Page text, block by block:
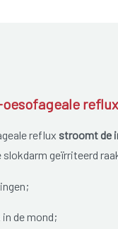
reflux stroomt de
slokdarm geïrriteerd
de mond;